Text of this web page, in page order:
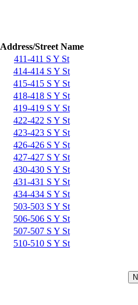
Address/Street Name
411-411 S Y St
414-414 S Y St
415-415 S Y St
418-418 S Y St
419-419 S Y St
422-422 S Y St
423-423 S Y St
426-426 S Y St
427-427 S Y St
430-430 S Y St
431-431 S Y St
434-434 S Y St
503-503 S Y St
506-506 S Y St
507-507 S Y St
510-510 S Y St